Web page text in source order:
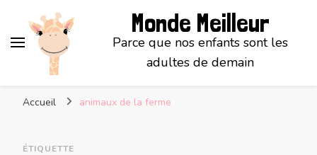
Monde Meilleur
Parce que nos enfants sont les
adultes de demain
Accueil animaux de la ferme
ÉTIQUETTE